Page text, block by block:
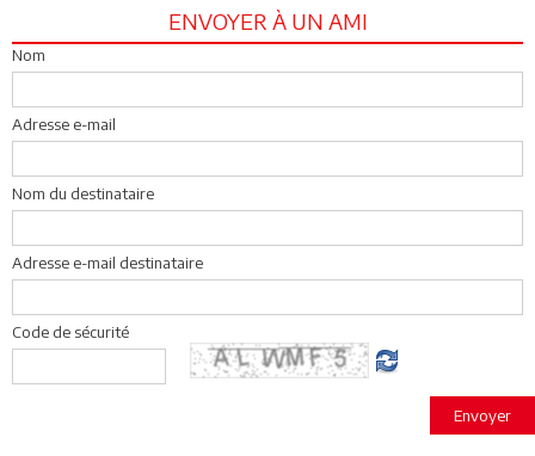
ENVOYER À UN AMI
Nom
Adresse e-mail
Nom du destinataire
Adresse e-mail destinataire
Code de sécurité
Envoyer